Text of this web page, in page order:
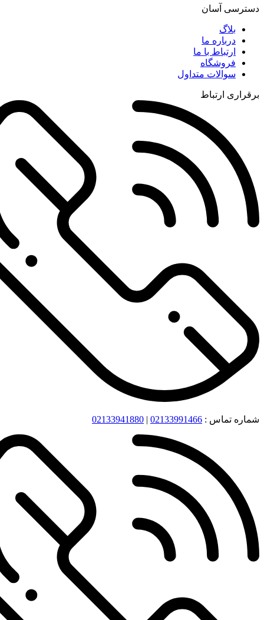
دسترسی آسان
بلاگ
درباره ما
ارتباط با ما
فروشگاه
سوالات متداول
برقراری ارتباط
شماره تماس : 02133991466
|
02133941880